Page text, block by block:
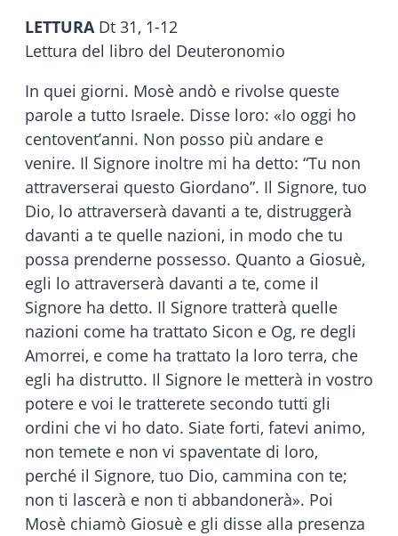
LETTURADt 31, 1-12
Lettura del libro del Deuteronomio
In quei giorni. Mosè andò e rivolse queste
parole a tutto Israele. Disse loro: «Io oggi ho
centovent’anni. Non posso più andare e
venire. Il Signore inoltre mi ha detto: “Tu non
attraverserai questo Giordano”. Il Signore, tuo
Dio, lo attraverserà davanti a te, distruggerà
davanti a te quelle nazioni, in modo che tu
possa prenderne possesso. Quanto a Giosuè,
egli lo attraverserà davanti a te, come il
Signore ha detto. Il Signore tratterà quelle
nazioni come ha trattato Sicon e Og, re degli
Amorrei, e come ha trattato la loro terra, che
egli ha distrutto. Il Signore le metterà in vostro
potere e voi le tratterete secondo tutti gli
ordini che vi ho dato. Siate forti, fatevi animo,
non temete e non vi spaventate di loro,
perché il Signore, tuo Dio, cammina con te;
non ti lascerà e non ti abbandonerà». Poi
Mosè chiamò Giosuè e gli disse alla presenza